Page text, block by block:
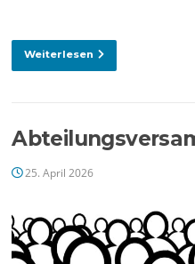
Weiterlesen
25. April 2026